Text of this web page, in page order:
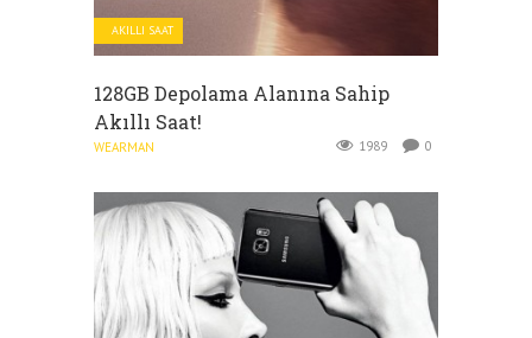
AKILLI SAAT
128GB Depolama Alanına Sahip
Akıllı Saat!
WEARMAN 1989 0